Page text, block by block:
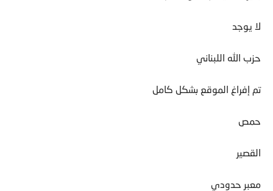
لا يوجد
حزب الله اللبناني
تم إفراغ الموقع بشكل كامل
حمص
القصير
معبر حدودي